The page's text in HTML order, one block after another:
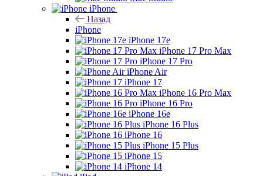
iPhone
Назад
iPhone
iPhone 17e
iPhone 17 Pro Max
iPhone 17 Pro
iPhone Air
iPhone 17
iPhone 16 Pro Max
iPhone 16 Pro
iPhone 16e
iPhone 16 Plus
iPhone 16
iPhone 15 Plus
iPhone 15
iPhone 14